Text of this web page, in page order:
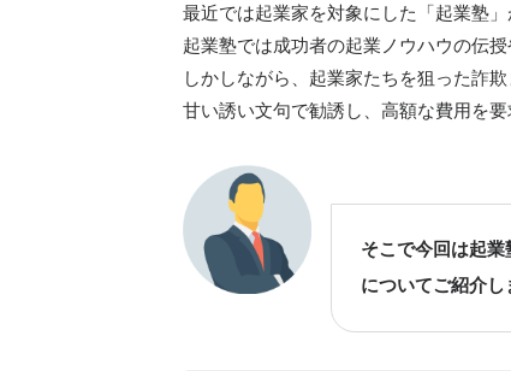
最近では起業家を対象にした「起業塾」
起業塾では成功者の起業ノウハウの伝
しかしながら、起業家たちを狙った詐
甘い誘い文句で勧誘し、高額な費用を
そこで今回は起
についてご紹介し